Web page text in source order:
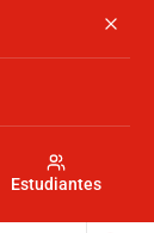
Estudiantes
Menú